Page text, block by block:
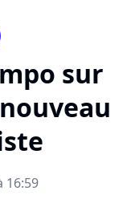
sur
16:59